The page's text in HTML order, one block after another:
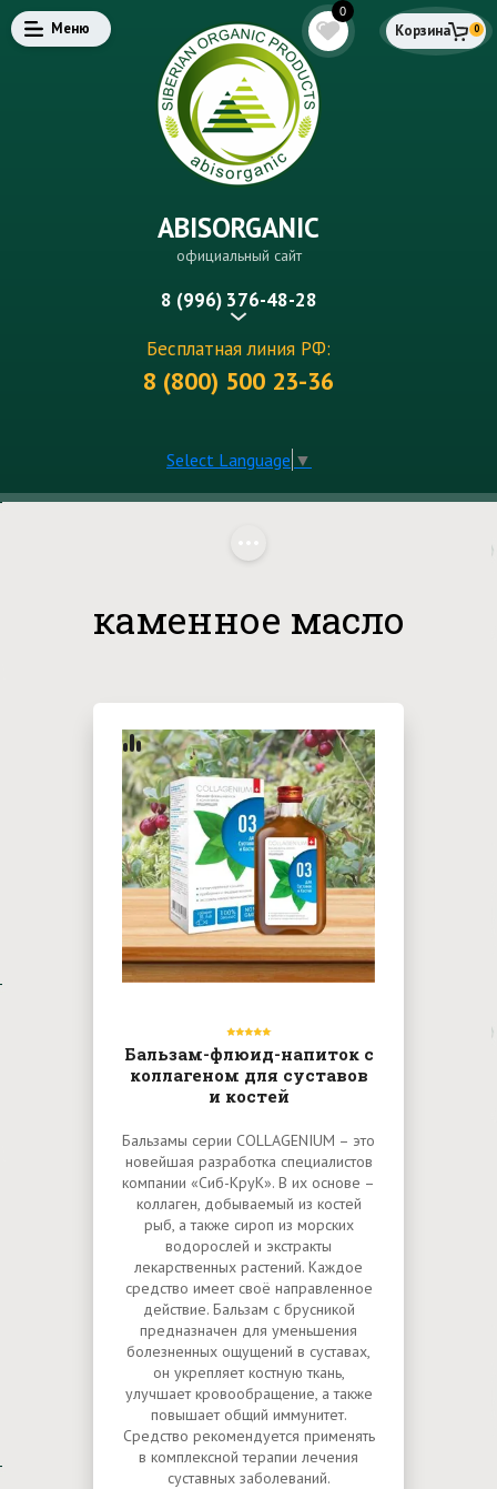
Меню
ABISORGANIC
официальный сайт
8 (996) 376-48-28
Бесплатная линия РФ:
8 (800) 500 23-36
Select Language ▼
0
0
Корзина
каменное масло
Бальзам-флюид-напиток с
коллагеном для суставов
и костей
Бальзамы серии COLLAGENIUM – это
новейшая разработка специалистов
компании «Сиб-КруК». В их основе –
коллаген, добываемый из костей
рыб, а также сироп из морских
водорослей и экстракты
лекарственных растений. Каждое
средство имеет своё направленное
действие. Бальзам с брусникой
предназначен для уменьшения
болезненных ощущений в суставах,
он укрепляет костную ткань,
улучшает кровообращение, а также
повышает общий иммунитет.
Средство рекомендуется применять
в комплексной терапии лечения
суставных заболеваний.